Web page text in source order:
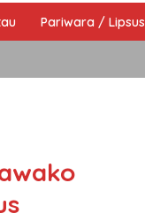
Pariwara / Lipsus